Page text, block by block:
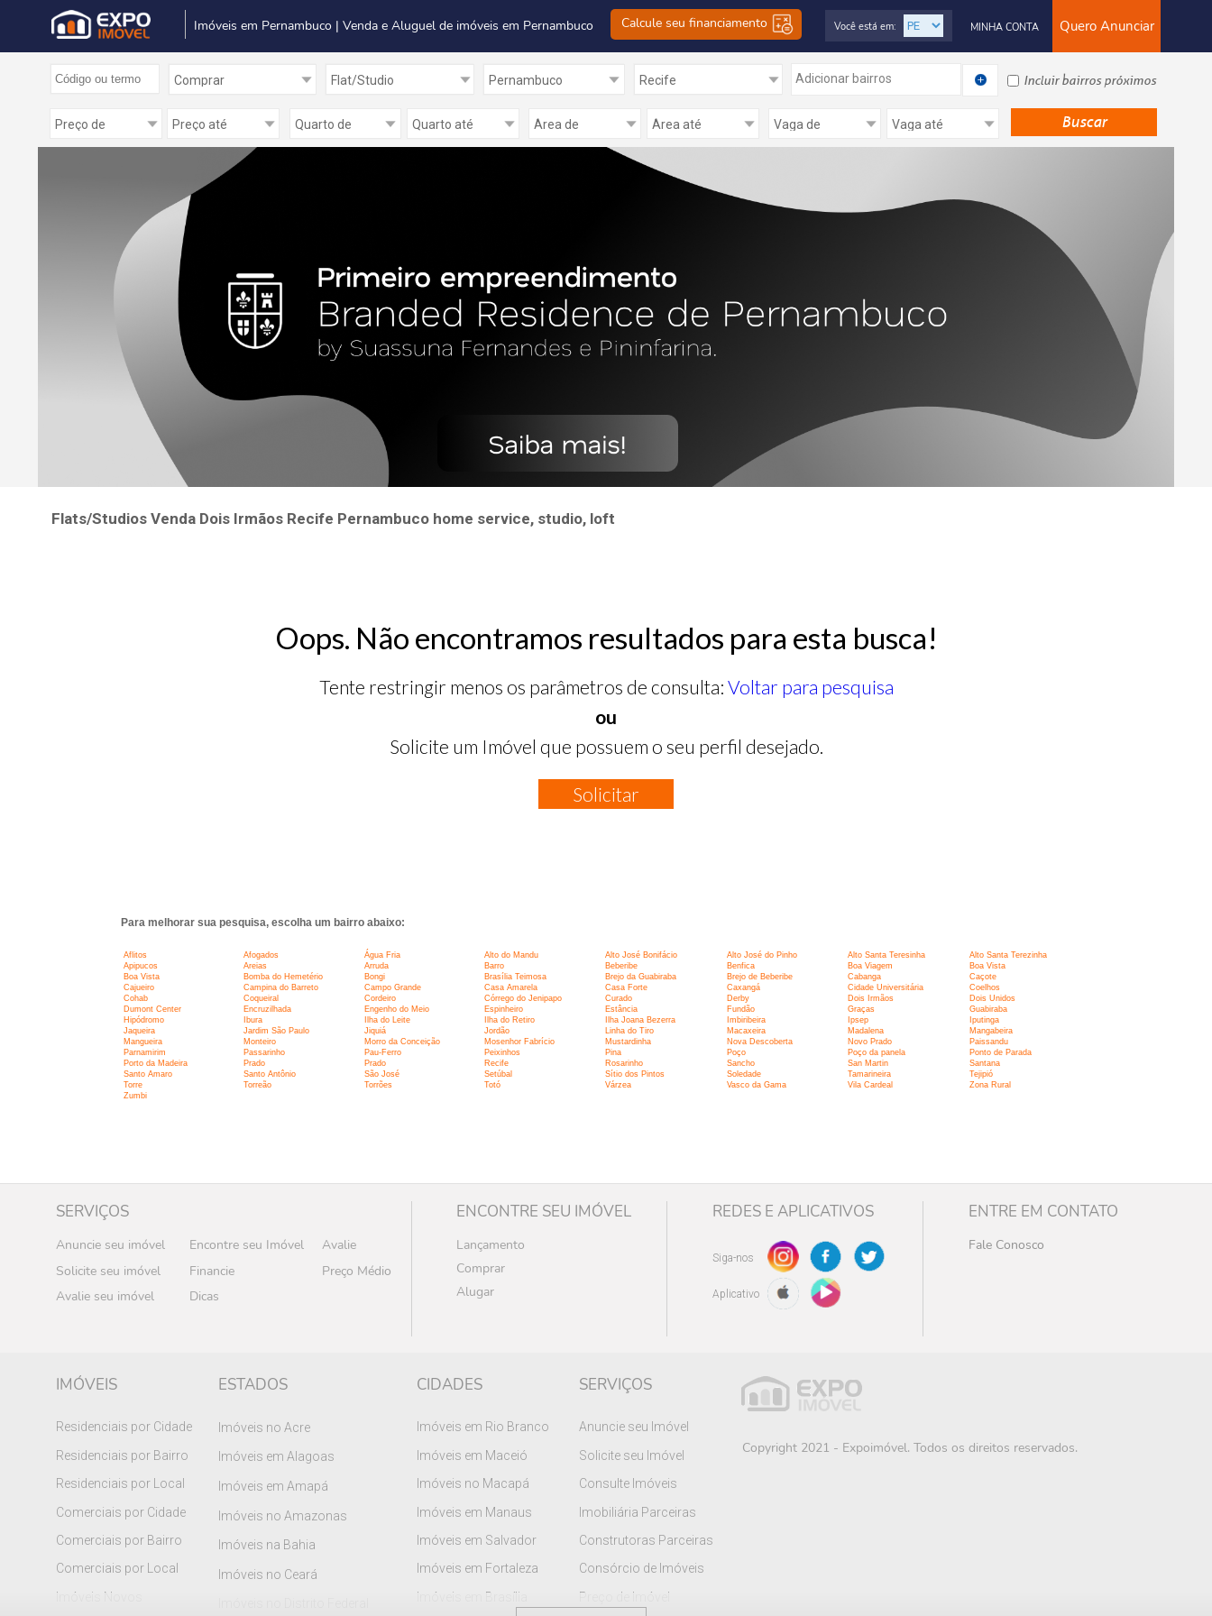
Imóveis em Pernambuco | Venda e Aluguel de imóveis em Pernambuco Calcule seu financiamento Quero Anunciar
MINHA CONTA
Você está em:
Adicionar bairros Incluir bairros próximos
Flats/Studios Venda Dois Irmãos Recife Pernambuco home service, studio, loft
Oops. Não encontramos resultados para esta busca!
Tente restringir menos os parâmetros de consulta: Voltar para pesquisa
ou
Solicite um Imóvel que possuem o seu perfil desejado.
Solicitar
Para melhorar sua pesquisa, escolha um bairro abaixo:
Aflitos Afogados Água Fria Alto do Mandu Alto José Bonifácio Alto José do Pinho Alto Santa Teresinha
Alto Santa Terezinha
Apipucos
Areias Arruda Barro Beberibe Benfica Boa Viagem
Boa Vista
Boa Vista
Bomba do Hemetério Bongi Brasília Teimosa Brejo da Guabiraba Brejo de Beberibe Cabanga
Caçote
Cajueiro
Campina do Barreto Campo Grande Casa Amarela Casa Forte Caxangá Cidade Universitária
Coelhos
Cohab
Coqueiral Cordeiro Córrego do Jenipapo Curado Derby Dois Irmãos
Dois Unidos
Dumont Center
Encruzilhada Engenho do Meio Espinheiro Estância Fundão Graças
Guabiraba
Hipódromo
Ibura Ilha do Leite Ilha do Retiro Ilha Joana Bezerra Imbiribeira Ipsep
Iputinga
Jaqueira
Jardim São Paulo Jiquiá Jordão Linha do Tiro Macaxeira Madalena
Mangabeira
Mangueira
Monteiro Morro da Conceição Mosenhor Fabrício Mustardinha Nova Descoberta Novo Prado
Paissandu
Parnamirim
Passarinho Pau-Ferro Peixinhos Pina Poço Poço da panela
Ponto de Parada
Porto da Madeira
Prado Prado Recife Rosarinho Sancho San Martin
Santana
Santo Amaro
Santo Antônio São José Setúbal Sítio dos Pintos Soledade Tamarineira
Tejipió
Torre
Torreão Torrões Totó Várzea Vasco da Gama Vila Cardeal
Zona Rural
Zumbi
SERVIÇOS
Anuncie seu imóvel Encontre seu Imóvel
Avalie
Solicite seu imóvel
Financie
Preço Médio
Avalie seu imóvel
Dicas
ENCONTRE SEU IMÓVEL
Lançamento
Comprar
Alugar
REDES E APLICATIVOS
Siga-nos
Aplicativo
ENTRE EM CONTATO
Fale Conosco
IMÓVEIS
Residenciais por Cidade
Residenciais por Bairro
Residenciais por Local
Comerciais por Cidade
Comerciais por Bairro
Comerciais por Local
Imóveis Novos
ESTADOS
Imóveis no Acre
Imóveis em Alagoas
Imóveis em Amapá
Imóveis no Amazonas
Imóveis na Bahia
Imóveis no Ceará
CIDADES
Imóveis em Rio Branco
Imóveis em Maceió
Imóveis no Macapá
Imóveis em Manaus
Imóveis em Salvador
Imóveis em Fortaleza
Imóveis em Brasília
SERVIÇOS
Anuncie seu Imóvel
Solicite seu Imóvel
Consulte Imóveis
Imobiliária Parceiras
Construtoras Parceiras
Consórcio de Imóveis
Preço de Imóvel
Copyright 2021 - Expoimóvel. Todos os direitos reservados.